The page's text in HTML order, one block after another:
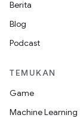
Berita
Blog
Podcast
TEMUKAN
Game
Machine Learning